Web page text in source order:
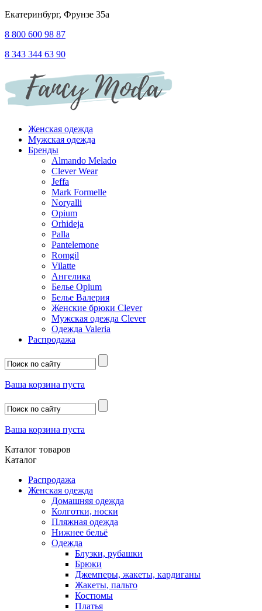
Екатеринбург, Фрунзе 35а
8 800 600 98 87
8 343 344 63 90
Женская одежда
Мужская одежда
Бренды
Almando Melado
Clever Wear
Jeffa
Mark Formelle
Noryalli
Opium
Orhideja
Palla
Pantelemone
Romgil
Vilatte
Ангелика
Белье Opium
Белье Валерия
Женские брюки Clever
Мужская одежда Clever
Одежда Valeria
Распродажа
Ваша корзина пуста
Ваша корзина пуста
Каталог товаров
Каталог
Распродажа
Женская одежда
Домашняя одежда
Колготки, носки
Пляжная одежда
Нижнее бельё
Одежда
Блузки, рубашки
Брюки
Джемперы, жакеты, кардиганы
Жакеты, пальто
Костюмы
Платья